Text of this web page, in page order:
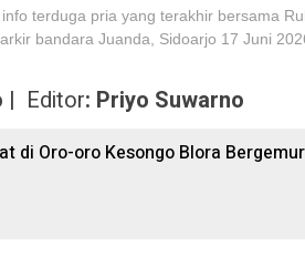
terduga pria yang terakhir bersama
bandara Juanda, Sidoarjo 17 Juni
| Editor: Priyo Suwarno
di Oro-oro Kesongo Blora